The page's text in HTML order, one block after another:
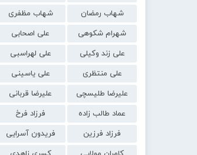
شهاب رمضان
شهاب مظفری
شهرام شکوهی
علی اصحابی
علی زند وکیلی
علی لهراسبی
علی منتظری
علی یاسینی
علیرضا طلیسچی
علیرضا قربانی
عماد طالب زاده
فرزاد فرخ
فرزاد فرزین
فریدون آسرایی